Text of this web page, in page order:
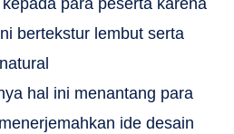
para peserta karena
bertekstur lembut serta
hal ini menantang para
ide desain